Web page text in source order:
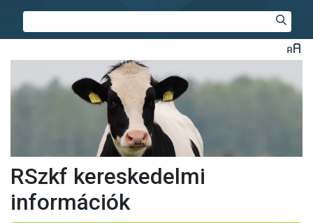
RSzkf kereskedelmi
információk